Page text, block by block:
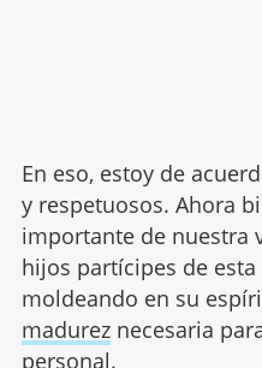
En eso, estoy de
y respetuosos. Ahora
importante de nuestra
hijos partícipes de
moldeando en su
madureznecesaria
personal.